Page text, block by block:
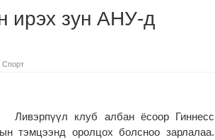
ирэх зун АНУ-д
Спорт
Ливэрпүүл клуб албан ёсоор Гиннесс
тэмцээнд оролцох болсноо зарлалаа.